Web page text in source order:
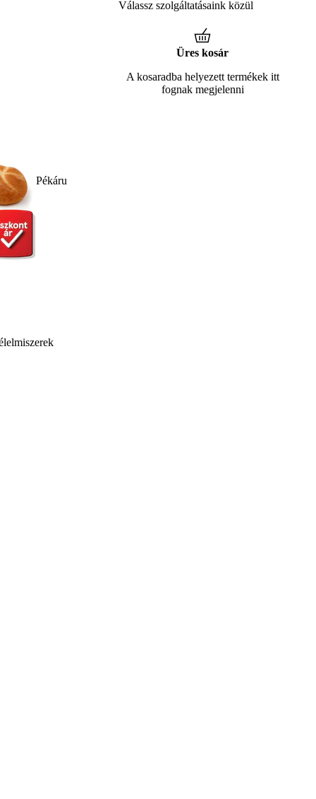
Pékáru
Válassz szolgáltatásaink közül
Üres kosár
A kosaradba helyezett termékek itt
fognak megjelenni